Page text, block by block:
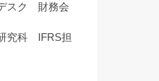
スク 財務会
究科 IFRS担